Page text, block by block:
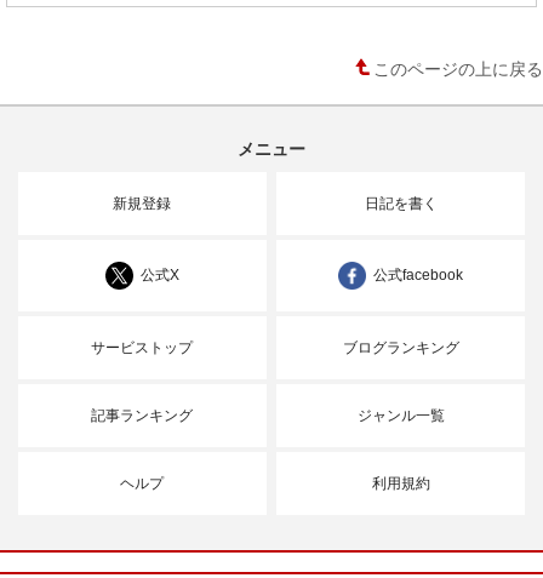
このページの上に戻る
メニュー
新規登録 日記を書く
公式X 公式facebook
サービストップ ブログランキング
記事ランキング ジャンル一覧
ヘルプ 利用規約